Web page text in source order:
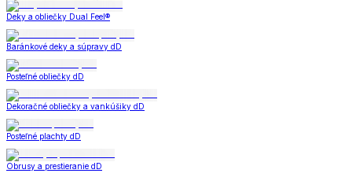
Deky a obliečky Dual Feel®
Baránkové deky a súpravy dD
Posteľné obliečky dD
Dekoračné obliečky a vankúšiky dD
Posteľné plachty dD
Obrusy a prestieranie dD